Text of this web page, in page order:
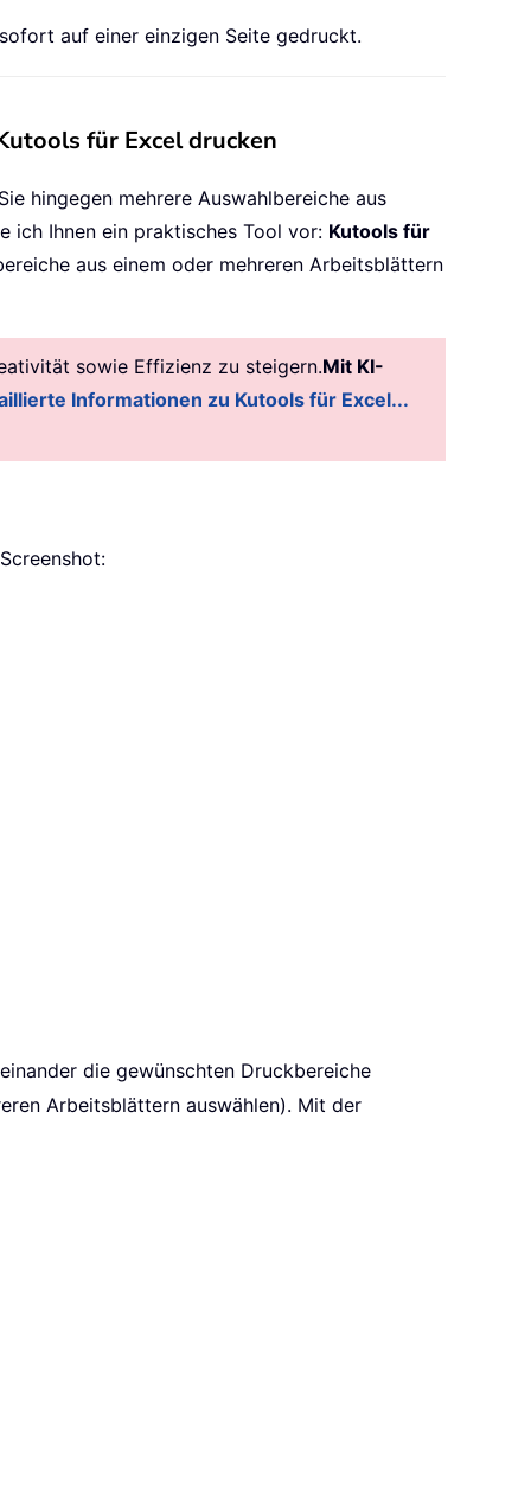
auf einer einzigen Seite gedruckt.
für Excel drucken
hingegen mehrere Auswahlbereiche aus
ich Ihnen ein praktisches Tool vor: Kutools für
aus einem oder mehreren Arbeitsblättern
sowie Effizienz zu steigern.Mit KI-
Informationen zu Kutools für Excel...
die gewünschten Druckbereiche
Arbeitsblättern auswählen). Mit der